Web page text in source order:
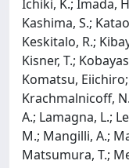
Ichiki, K.; Imada,
Kashima, S.;
Keskitalo, R.;
Kisner, T.;
Komatsu,
Krachmalnicoff,
A.; Lamagna, L.;
M.; Mangilli, A.;
Matsumura, T.;